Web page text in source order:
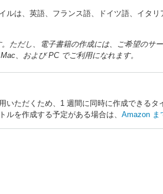
ルは、英語、フランス語、ドイツ語、イタ
ただし、電子書籍の作成には、ご希望のサ
、および PC でご利用になれます。
いただくため、1 週間に同時に作成できる
ルを作成する予定がある場合は、 Amazon ま